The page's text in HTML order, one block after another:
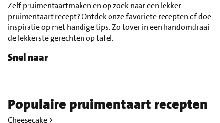
Zelf pruimentaartmaken en op zoek naar een lekker
pruimentaart recept? Ontdek onze favoriete recepten of doe
inspiratie op met handige tips. Zo tover in een handomdraai
de lekkerste gerechten op tafel.
Snel naar
Populaire pruimentaart recepten
Cheesecake